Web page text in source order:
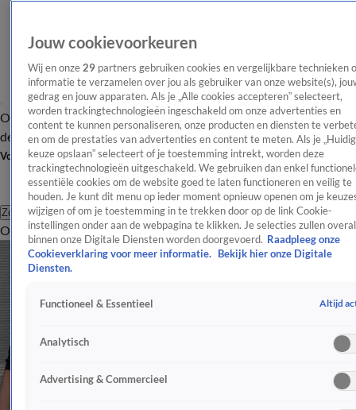
OverzichtAfleveringen Entertainment TV Algemeen
Tip
de redactieNieuwsbrief
Volg Shownieuws
Zoeken
OverzichtEntertainmentSpraakmakendRealityCrimeVideo's
Jouw cookievoorkeuren
Wij en onze 29 partners gebruiken cookies en vergelijkbare technieken
informatie te verzamelen over jou als gebruiker van onze website(s),
gedrag en jouw apparaten. Als je „Alle cookies accepteren” selecteert,
worden trackingtechnologieën ingeschakeld om onze advertenties en
content te kunnen personaliseren, onze producten en diensten te
en om de prestaties van advertenties en content te meten. Als je
keuze opslaan” selecteert of je toestemming intrekt, worden deze
trackingtechnologieën uitgeschakeld. We gebruiken dan enkel
essentiële cookies om de website goed te laten functioneren en veilig te
houden. Je kunt dit menu op ieder moment opnieuw openen om je
wijzigen of om je toestemming in te trekken door op de link Cookie-
instellingen onder aan de webpagina te klikken. Je selecties zullen overal
binnen onze Digitale Diensten worden doorgevoerd. Raadpleeg onze
Cookieverklaring voor meer informatie.
Bekijk hier onze Digitale
Diensten.
Functioneel & Essentieel Altijd
Analytisch
Advertising & Commercieel